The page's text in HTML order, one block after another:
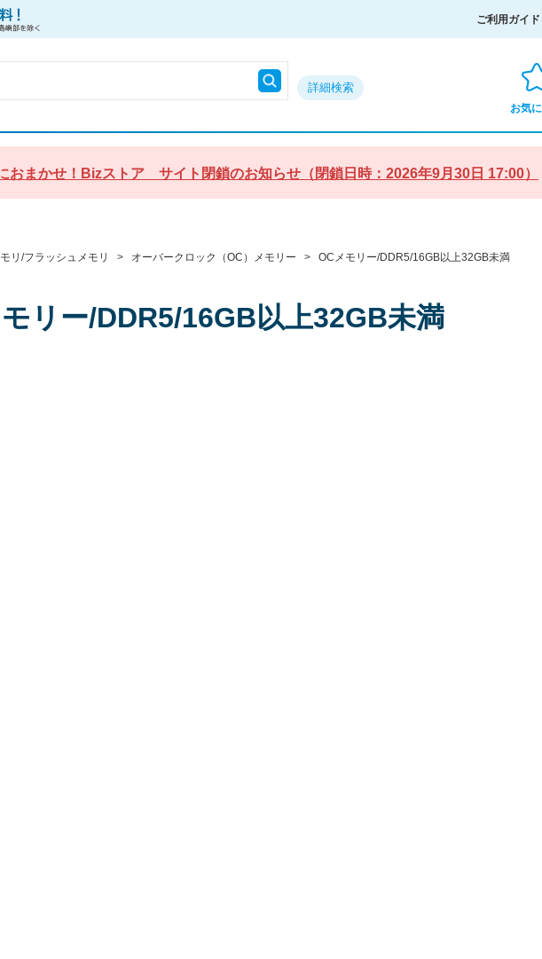
ご利用ガイド
詳細検索
お気
おまかせ！Bizストア サイト閉鎖のお知らせ（閉鎖日時：2026年9月30日 17:00）
リ/フラッシュメモリ > オーバークロック（OC）メモリー > OCメモリー/DDR5/16GB以上32GB未満
リー/DDR5/16GB以上32GB未満